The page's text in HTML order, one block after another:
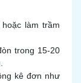
làm trầm
trong 15-20
kê đơn như